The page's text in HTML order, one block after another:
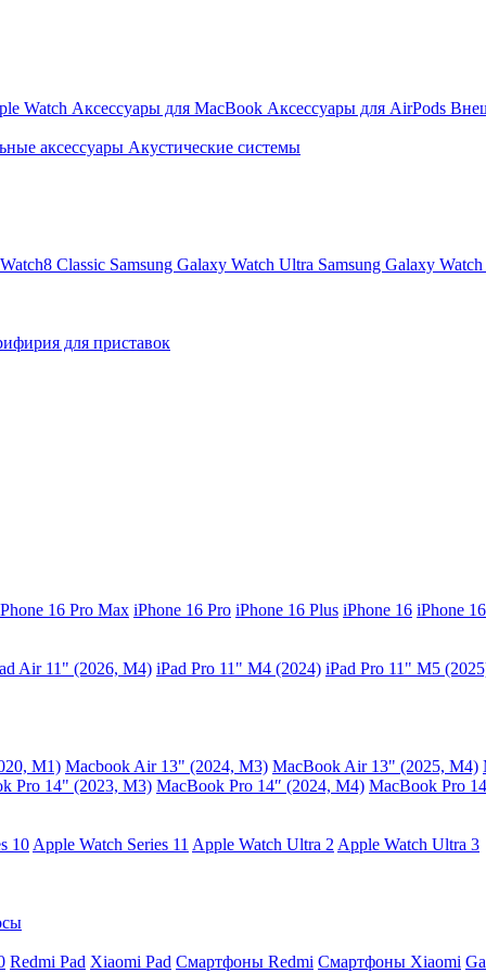
Watch Аксессуары для MacBook Аксессуары для AirPods
аксессуары Акустические системы
Classic Samsung Galaxy Watch Ultra Samsung Galaxy
для приставок
16 Pro Max iPhone 16 Pro iPhone 16 Plus iPhone 16 iPhone
Air 11" (2026, M4) iPad Pro 11" M4 (2024) iPad Pro 11" M5
M1) Macbook Air 13" (2024, M3) MacBook Air 13" (2025, M4)
Pro 14" (2023, M3) MacBook Pro 14″ (2024, M4) MacBook Pro
10 Apple Watch Series 11 Apple Watch Ultra 2 Apple Watch Ultra 3
Redmi Pad Xiaomi Pad Смартфоны Redmi Смартфоны Xiaomi